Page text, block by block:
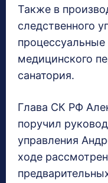
Также в
следственного
медицинского
санатория.
Глава СК РФ
поручил
управления
ходе